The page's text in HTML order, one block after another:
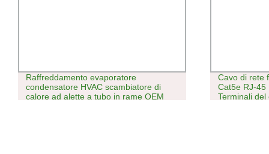
Cavo di rete femmina circolare per auto
Cat5e RJ-45 Lshitech senza ago
Terminali del cablaggio connettore del
Gruppi PCB
contrattuale
a due lati